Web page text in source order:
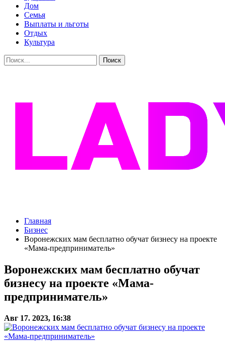
Дом
Семья
Выплаты и льготы
Отдых
Культура
Главная
Бизнес
Воронежских мам бесплатно обучат бизнесу на проекте
«Мама-предприниматель»
Воронежских мам бесплатно обучат
бизнесу на проекте «Мама-
предприниматель»
Авг 17. 2023, 16:38